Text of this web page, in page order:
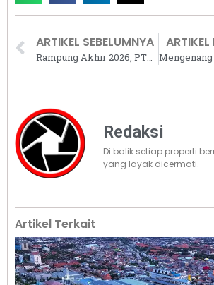
ARTIKEL SEBELUMNYA
Rampung Akhir 2026, PTPP Bangun RS Harapan Kita – Tokushukai Senilai Rp863,8 Miliar
ARTIKEL
Redaksi
Di balik setiap properti
yang layak dicermati.
Artikel Terkait